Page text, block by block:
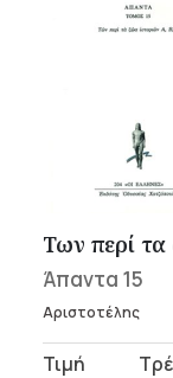
Άπαντα 15
Αριστοτέλης
Original
Current